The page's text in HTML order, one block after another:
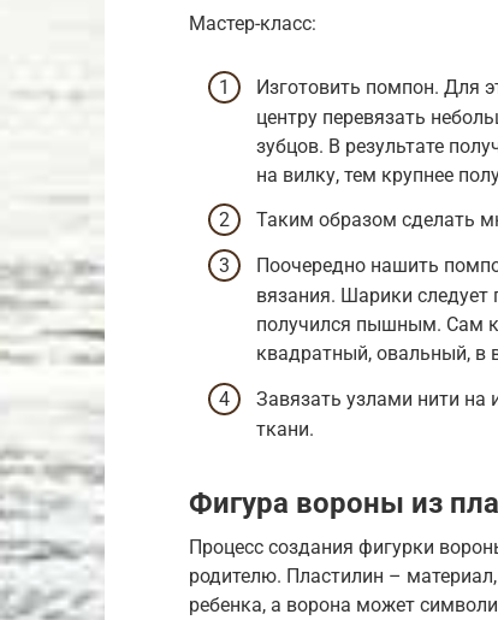
Мастер-класс:
Изготовить помпон. Для
центру перевязать
зубцов. В результате
на вилку, тем крупнее
Таким образом сделать
Поочередно нашить
вязания. Шарики следует
получился пышным. Сам
квадратный, овальный, в
Завязать узлами нити на
ткани.
Фигура вороны из
Процесс создания фигурки
родителю. Пластилин –
ребенка, а ворона может